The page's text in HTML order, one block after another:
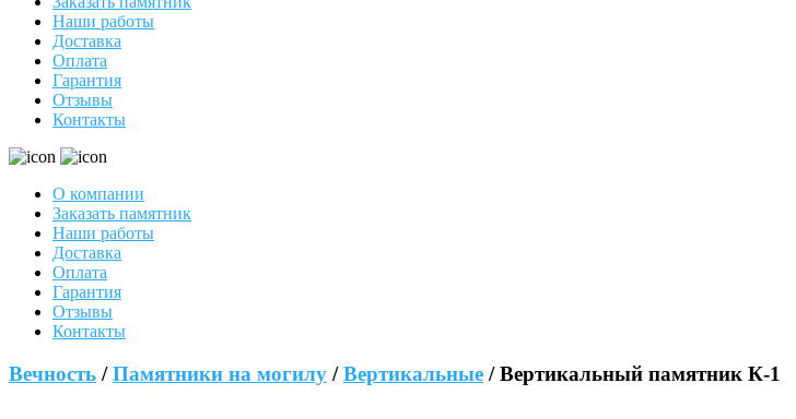
Наши работы
Доставка
Оплата
Гарантия
Отзывы
Контакты
О компании
Заказать памятник
Наши работы
Доставка
Оплата
Гарантия
Отзывы
Контакты
Вечность /Памятники на могилу /Вертикальные / Вертикальный памятник К-1